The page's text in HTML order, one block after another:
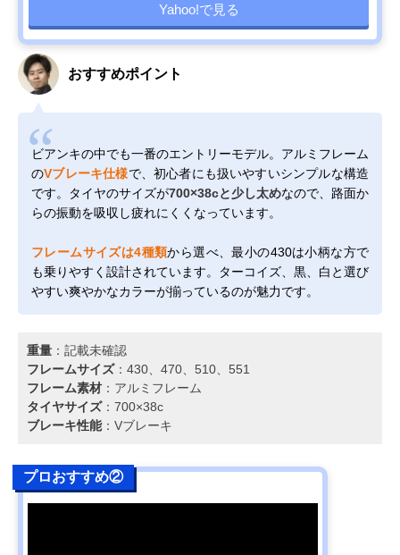
Yahoo!で見る
おすすめポイント
ビアンキの中でも一番のエントリーモデル。アルミフレーム
のVブレーキ仕様で、初心者にも扱いやすいシンプルな構造
です。タイヤのサイズが700×38cと少し太めなので、路面か
らの振動を吸収し疲れにくくなっています。
フレームサイズは4種類から選べ、最小の430は小柄な方で
も乗りやすく設計されています。ターコイズ、黒、白と選び
やすい爽やかなカラーが揃っているのが魅力です。
重量 ：記載未確認
フレームサイズ：430、470、510、551
フレーム素材 ：アルミフレーム
タイヤサイズ：700×38c
ブレーキ性能：Vブレーキ
プロおすすめ②